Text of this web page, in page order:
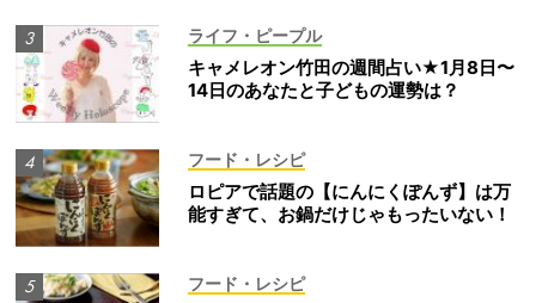
ライフ・ピープル
キャメレオン竹田の週間占い★1月8日〜
14日のあなたと子どもの運勢は？
フード・レシピ
ロピアで話題の【にんにくぽんず】は万
能すぎて、お鍋だけじゃもったいない！
フード・レシピ